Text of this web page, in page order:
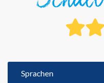
Sprachen